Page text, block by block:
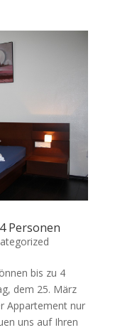
Personen
bis zu 4
dem 25. März
Appartement nur
uns auf Ihren